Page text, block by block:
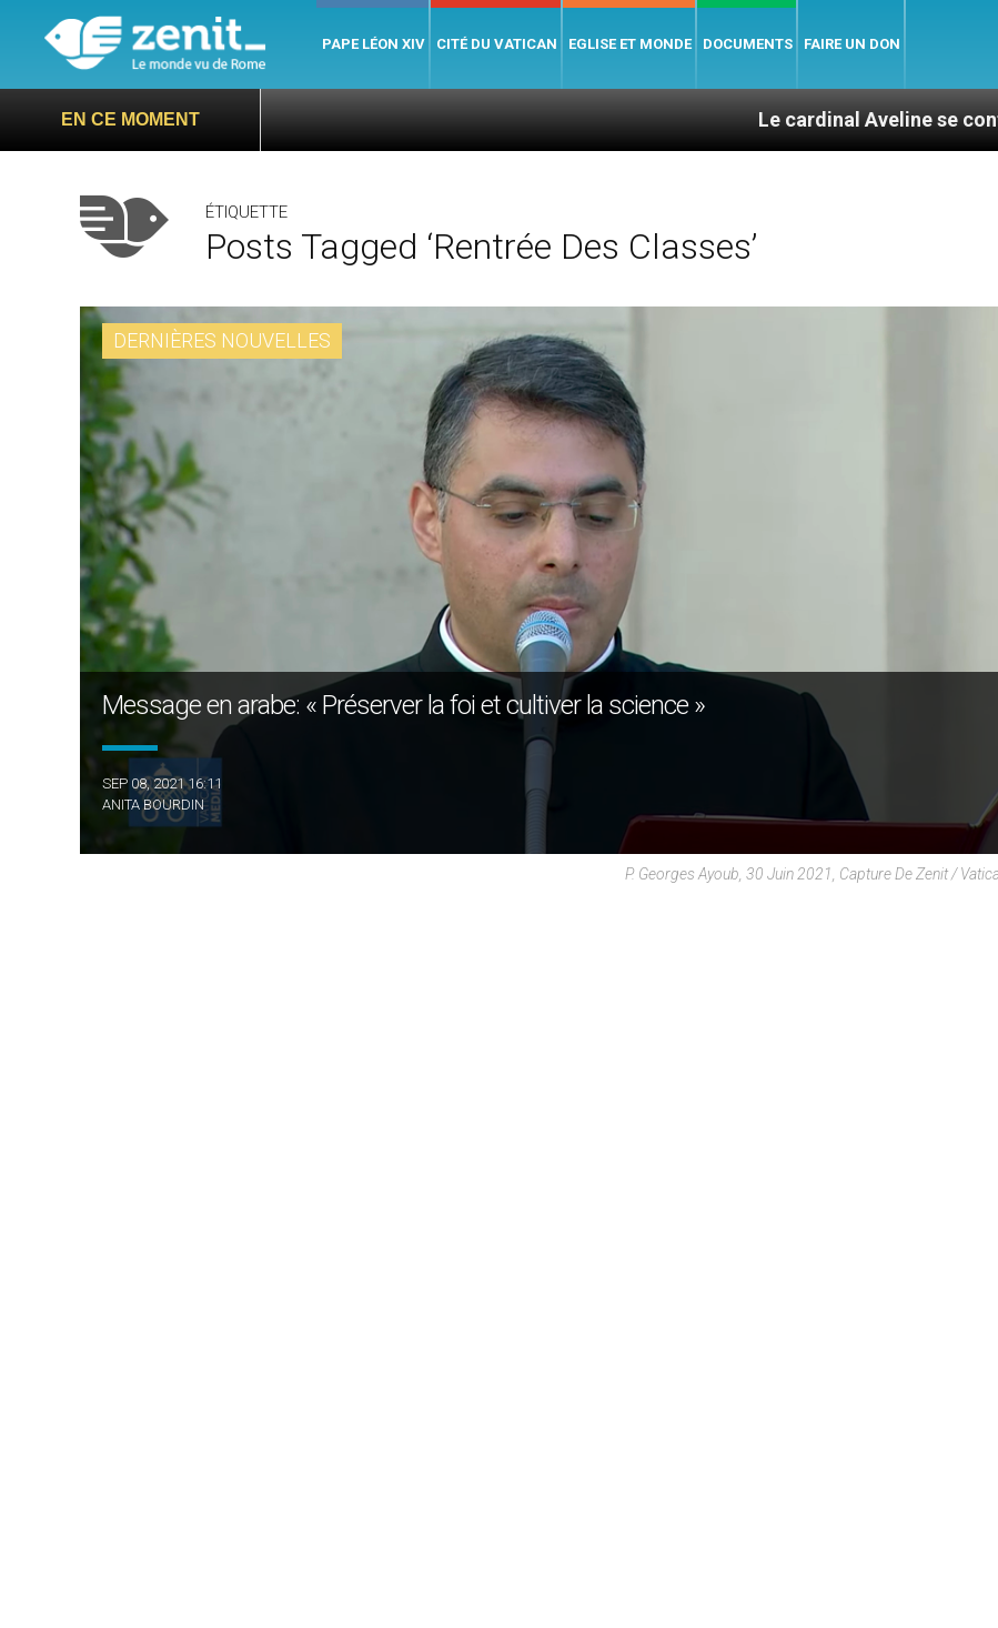
PAPE LÉON XIV CITÉ DU VATICAN EGLISE ET MONDE DOCUMENTS FAIRE UN DON
EN CE MOMENT Le cardinal Aveline se confie : entre
ÉTIQUETTE
Posts Tagged ‘rentrée Des Classes’
DERNIÈRES NOUVELLES
Message en arabe: « Préserver la foi et cultiver la science »
SEP 08, 2021 16:11
ANITA BOURDIN
P. Georges Ayoub, 30 Juin 2021, Capture De Zenit /